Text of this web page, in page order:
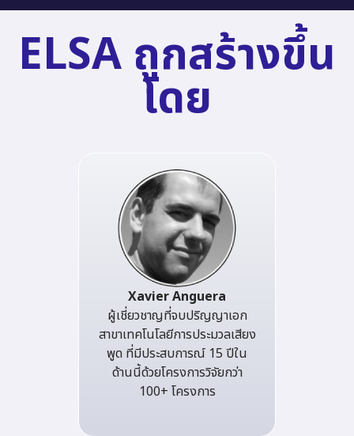
ELSA ถูกสร้างขึ้น
โดย
Xavier Anguera
ผู้เชี่ยวชาญที่จบปริญญาเอก
สาขาเทคโนโลยีการประมวลเสียง
พูด ที่มีประสบการณ์ 15 ปีใน
ด้านนี้ด้วยโครงการวิจัยกว่า
100+ โครงการ